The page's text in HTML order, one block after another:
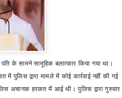
के सामने सामूहिक बलात्कार किया गया था।
पुलिस द्वारा मामले में कोई कार्रवाई नहीं की गई
अचानक हरकत में आई थी। पुलिस द्वारा गुरुवार